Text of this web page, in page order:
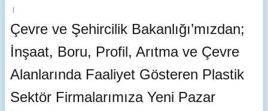
Çevre ve Şehircilik Bakanlığı’mızdan;
İnşaat, Boru, Profil, Arıtma ve Çevre
Alanlarında Faaliyet Gösteren Plastik
Sektör Firmalarımıza Yeni Pazar